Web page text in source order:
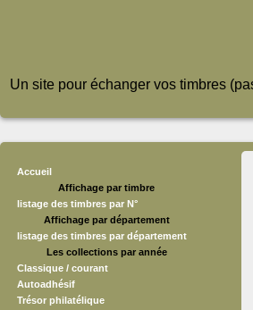
Un site pour échanger vos timbres
Accueil
Affichage par timbre
listage des timbres par N°
Affichage par département
listage des timbres par département
Les collections par année
Classique / courant
Autoadhésif
Trésor philatélique